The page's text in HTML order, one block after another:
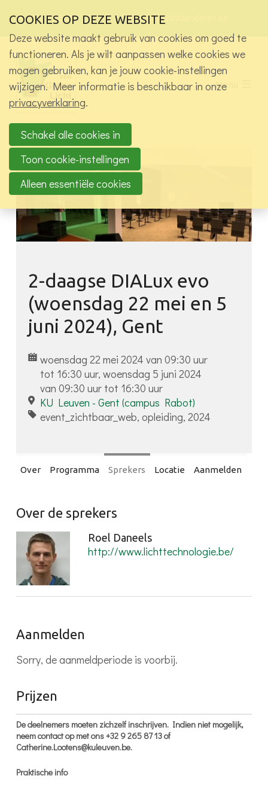
links
over
Spring
naar
de
navigatie
naar
de
inhoud
Ons telefoon:
+32 9 265 87 13 Ons e-mailadres:
info@groenlichtvlaanderen.be
Menu
2-daagse DIALux evo
(woensdag 22 mei en 5
juni 2024), Gent
woensdag 22 mei 2024 van 09:30 uur
tot 16:30 uur, woensdag 5 juni 2024
van 09:30 uur tot 16:30 uur
KU Leuven - Gent (campus Rabot)
event_zichtbaar_web, opleiding, 2024
Over Programma Sprekers Locatie Aanmelden
Over de sprekers
Roel Daneels
http://www.lichttechnologie.be/
Aanmelden
Sorry, de aanmeldperiode is voorbij.
Prijzen
De deelnemers moeten zichzelf inschrijven. Indien niet mogelijk,
neem contact op met ons +32 9 265 87 13 of
Catherine.Lootens@kuleuven.be.
Praktische info
Wie zijn we?
Activiteiten
Alle activiteiten
Projecten
Werkgroepen
Jobs in het licht
Contact
Inloggen
COOKIES OP DEZE WEBSITE
Deze website maakt gebruik van cookies om goed te
functioneren. Als je wilt aanpassen welke cookies we
mogen gebruiken, kan je jouw cookie-instellingen
wijzigen. Meer informatie is beschikbaar in onze
privacyverklaring.
Schakel alle cookies in
Toon cookie-instellingen
Alleen essentiële cookies